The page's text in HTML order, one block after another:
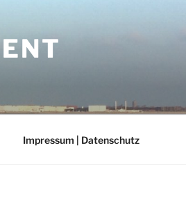
Impressum | Datenschutz